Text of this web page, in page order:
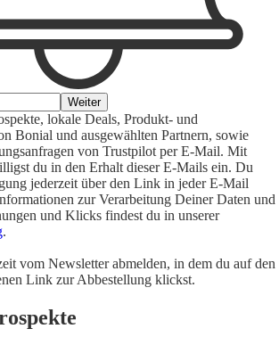
Weiter
lokale Deals, Produkt- und
Bonial und ausgewählten Partnern, sowie
von Trustpilot per E-Mail. Mit
du in den Erhalt dieser E-Mails ein. Du
jederzeit über den Link in jeder E-Mail
zur Verarbeitung Deiner Daten und
und Klicks findest du in unserer
.
vom Newsletter abmelden, in dem du auf den
Link zur Abbestellung klickst.